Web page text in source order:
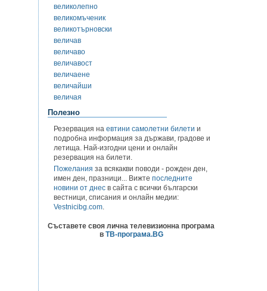
великолепно
великомъченик
великотърновски
величав
величаво
величавост
величаене
величайши
величая
Полезно
Резервация на евтини самолетни билети и
подробна информация за държави, градове и
летища. Най-изгодни цени и онлайн
резервация на билети.
Пожелания за всякакви поводи - рожден ден,
имен ден, празници... Вижте последните
новини от днес в сайта с всички български
вестници, списания и онлайн медии:
Vestnicibg.com.
Съставете своя лична телевизионна програма
в ТВ-програма.BG